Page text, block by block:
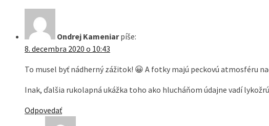
Ondrej Kameniar píše:
8. decembra 2020 o 10:43
To musel byť nádherný zážitok! 😀 A fotky majú peckovú atmosféru
Inak, ďalšia rukolapná ukážka toho ako hlucháňom údajne vadí
Odpovedať